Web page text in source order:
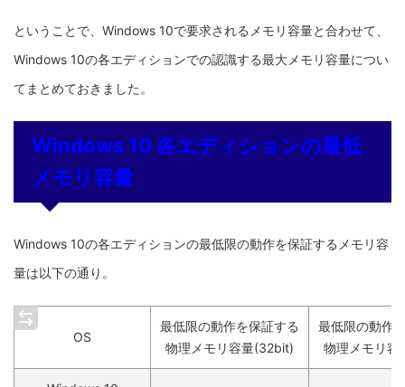
ということで、Windows 10で要求されるメモリ容量と合わせて、
Windows 10の各エディションでの認識する最大メモリ容量につい
てまとめておきました。
Windows 10 各エディションの最低
メモリ容量
Windows 10の各エディションの最低限の動作を保証するメモリ容
量は以下の通り。
OS
最低限の動作を保証する
物理メモリ容量(32bit)
最低限の動作
物理メモリ